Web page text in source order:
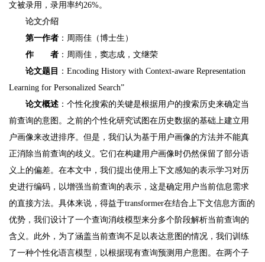
文被录用，录用率约26%。
论文介绍
第一作者 ：周雨佳（博士生）
作 者 ：周雨佳，窦志成，文继荣
论文题目 ：Encoding History with Context-aware Representation
Learning for Personalized Search”
论文概述 ：个性化搜索的关键是根据用户的搜索历史来确定当
前查询的意图。之前的个性化研究试图在历史数据的基础上建立用
户画像来改进排序。但是，我们认为基于用户画像的方法并不能真
正消除当前查询的歧义。它们在构建用户画像时仍然保留了部分语
义上的偏差。在本文中，我们提出使用上下文感知的表示学习对历
史进行编码，以增强当前查询的表示，这是确定用户当前信息需求
的直接方法。具体来说，得益于transformer在结合上下文信息方面的
优势，我们设计了一个查询消歧模型来分多个阶段解析当前查询的
含义。此外，为了涵盖当前查询不足以表达意图的情况，我们训练
了一种个性化语言模型，以根据现有查询预测用户意图。在两个子